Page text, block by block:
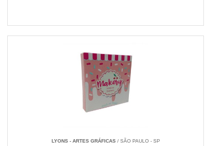
LYONS - ARTES GRÁFICAS/ SÃO PAULO - SP